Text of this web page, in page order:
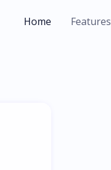
Home Features